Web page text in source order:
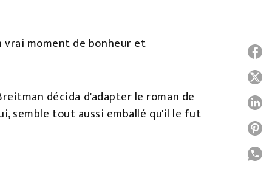
vrai moment de bonheur et
décida d'adapter le roman de
semble tout aussi emballé qu'il le fut